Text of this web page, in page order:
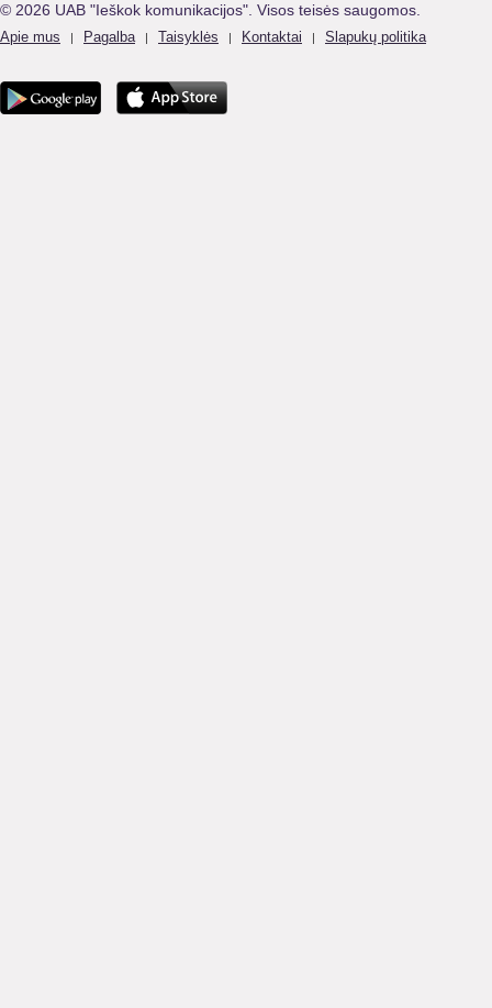
© 2026 UAB "Ieškok komunikacijos". Visos teisės saugomos.
Apie mus | Pagalba | Taisyklės | Kontaktai | Slapukų politika